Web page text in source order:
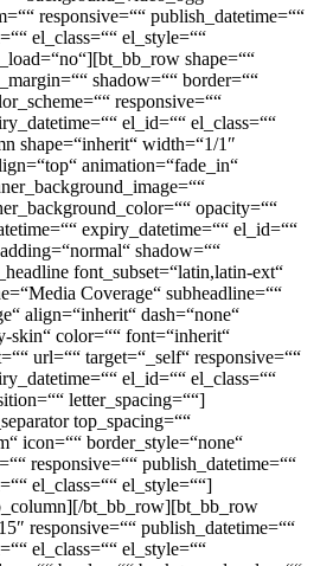
responsive=““ publish_datetime=““
el_class=““ el_style=““
shape=““
shadow=““ border=““
responsive=““
el_id=““ el_class=““
shape=“inherit“ width=“1/1″
animation=“fade_in“
opacity=““
expiry_datetime=““ el_id=““
shadow=““
font_subset=“latin,latin-ext“
Coverage“ subheadline=““
align=“inherit“ dash=“none“
skin“ color=““ font=“inherit“
url=““ target=“_self“ responsive=““
el_id=““ el_class=““
letter_spacing=““]
top_spacing=““
icon=““ border_style=“none“
responsive=““ publish_datetime=““
el_class=““ el_style=““]
bt_bb_row][bt_bb_row
responsive=““ publish_datetime=““
el_class=““ el_style=““